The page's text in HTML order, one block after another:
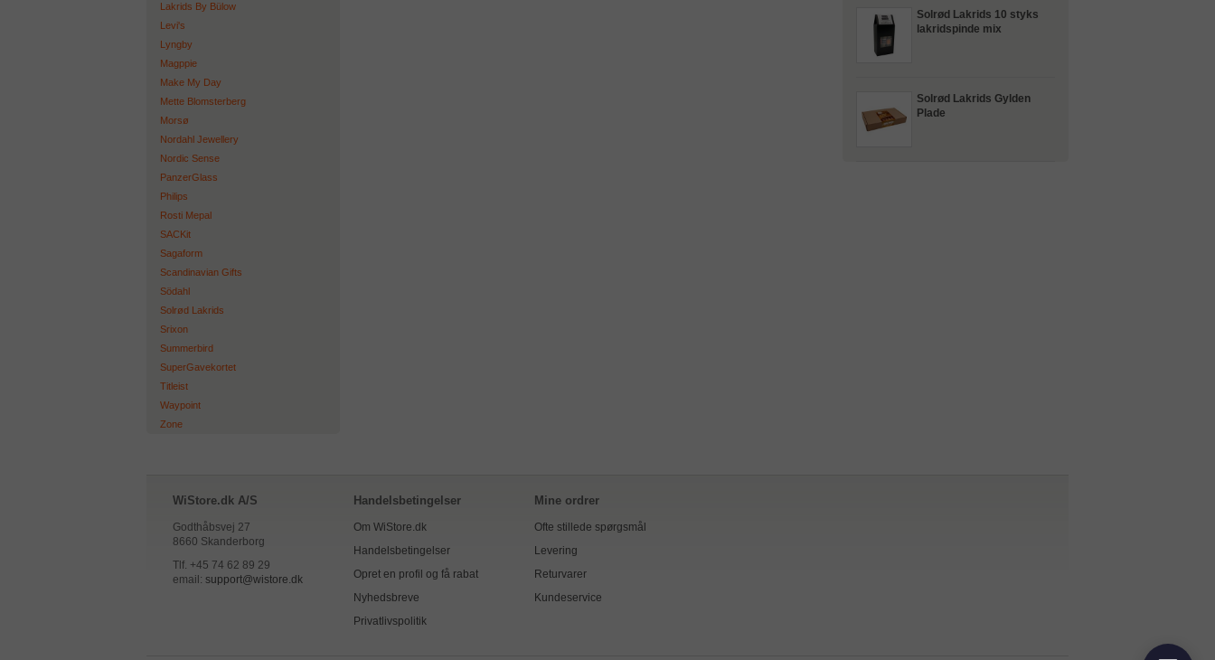
Lakrids By Bülow
Levi's
Lyngby
Magppie
Make My Day
Mette Blomsterberg
Morsø
Nordahl Jewellery
Nordic Sense
PanzerGlass
Philips
Rosti Mepal
SACKit
Sagaform
Scandinavian Gifts
Södahl
Solrød Lakrids
Srixon
Summerbird
SuperGavekortet
Titleist
Waypoint
Zone
Solrød Lakrids 10 styks
lakridspinde mix
Solrød Lakrids Gylden
Plade
WiStore.dk A/S
Godthåbsvej 27
8660 Skanderborg
Tlf. +45 74 62 89 29
email: support@wistore.dk
Handelsbetingelser
Om WiStore.dk
Handelsbetingelser
Opret en profil og få rabat
Nyhedsbreve
Privatlivspolitik
Mine ordrer
Ofte stillede spørgsmål
Levering
Returvarer
Kundeservice